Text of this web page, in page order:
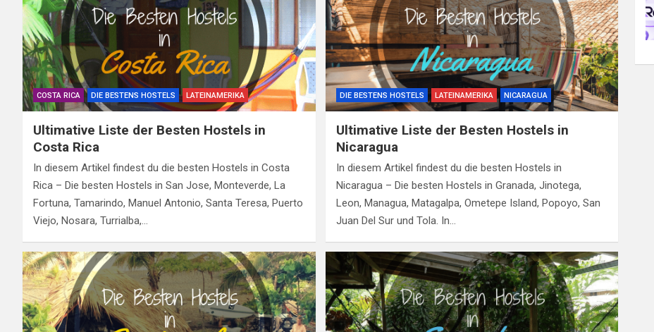
COSTA RICA DIE BESTENS HOSTELS LATEINAMERIKA
Ultimative Liste der Besten Hostels in
Costa Rica
In diesem Artikel findest du die besten Hostels in Costa
Rica – Die besten Hostels in San Jose, Monteverde, La
Fortuna, Tamarindo, Manuel Antonio, Santa Teresa, Puerto
Viejo, Nosara, Turrialba,…
DIE BESTENS HOSTELS LATEINAMERIKA NICARAGUA
Ultimative Liste der Besten Hostels in
Nicaragua
In diesem Artikel findest du die besten Hostels in
Nicaragua – Die besten Hostels in Granada, Jinotega,
Leon, Managua, Matagalpa, Ometepe Island, Popoyo, San
Juan Del Sur und Tola. In…